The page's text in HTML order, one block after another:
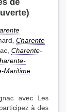
Charente
Charente-
Maritime
avec Les
à des